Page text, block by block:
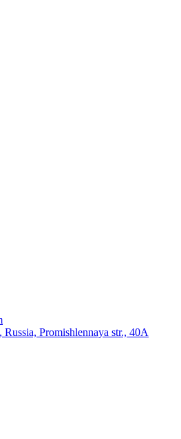
Russia, Promishlennaya str., 40A